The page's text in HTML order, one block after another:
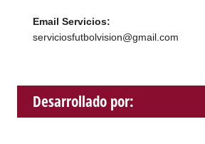
Email Servicios:
serviciosfutbolvision@gmail.com
Desarrollado por: